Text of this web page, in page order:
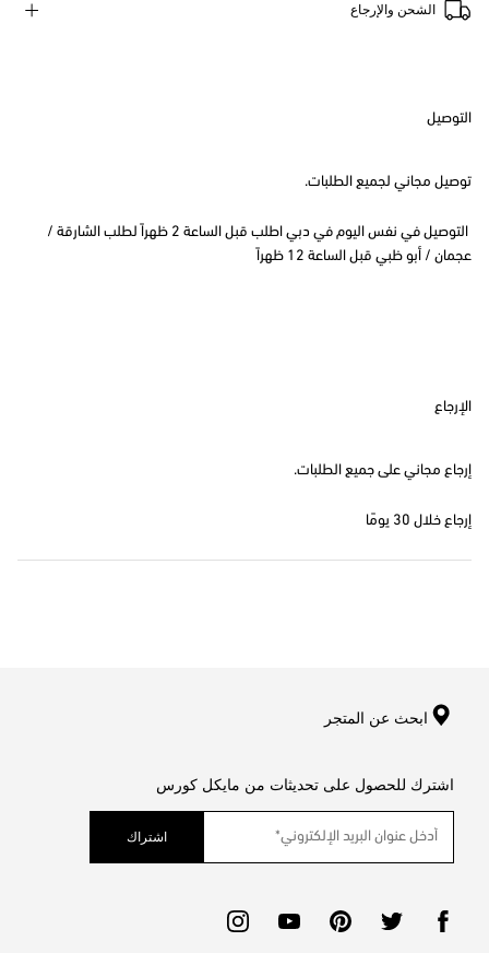
الشحن والإرجاع
التوصيل
توصيل مجاني لجميع الطلبات.
التوصيل في نفس اليوم في دبي اطلب قبل الساعة 2 ظهراً لطلب الشارقة /
عجمان / أبو ظبي قبل الساعة 12 ظهراً
الإرجاع
إرجاع مجاني على جميع الطلبات.
إرجاع خلال 30 يومًا
ابحث عن المتجر
اشترك للحصول على تحديثات من مايكل كورس
اشتراك